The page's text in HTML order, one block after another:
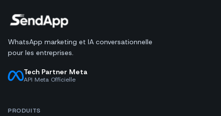
WhatsApp marketing et IA conversationnelle
pour les entreprises.
Tech Partner Meta
API Meta Officielle
PRODUITS